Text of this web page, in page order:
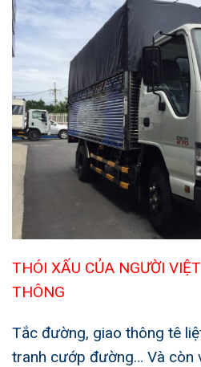
THÓI XẤU CỦA NGƯỜI
THÔNG
Tắc đường, giao thông tê
tranh cướp đường… Và còn